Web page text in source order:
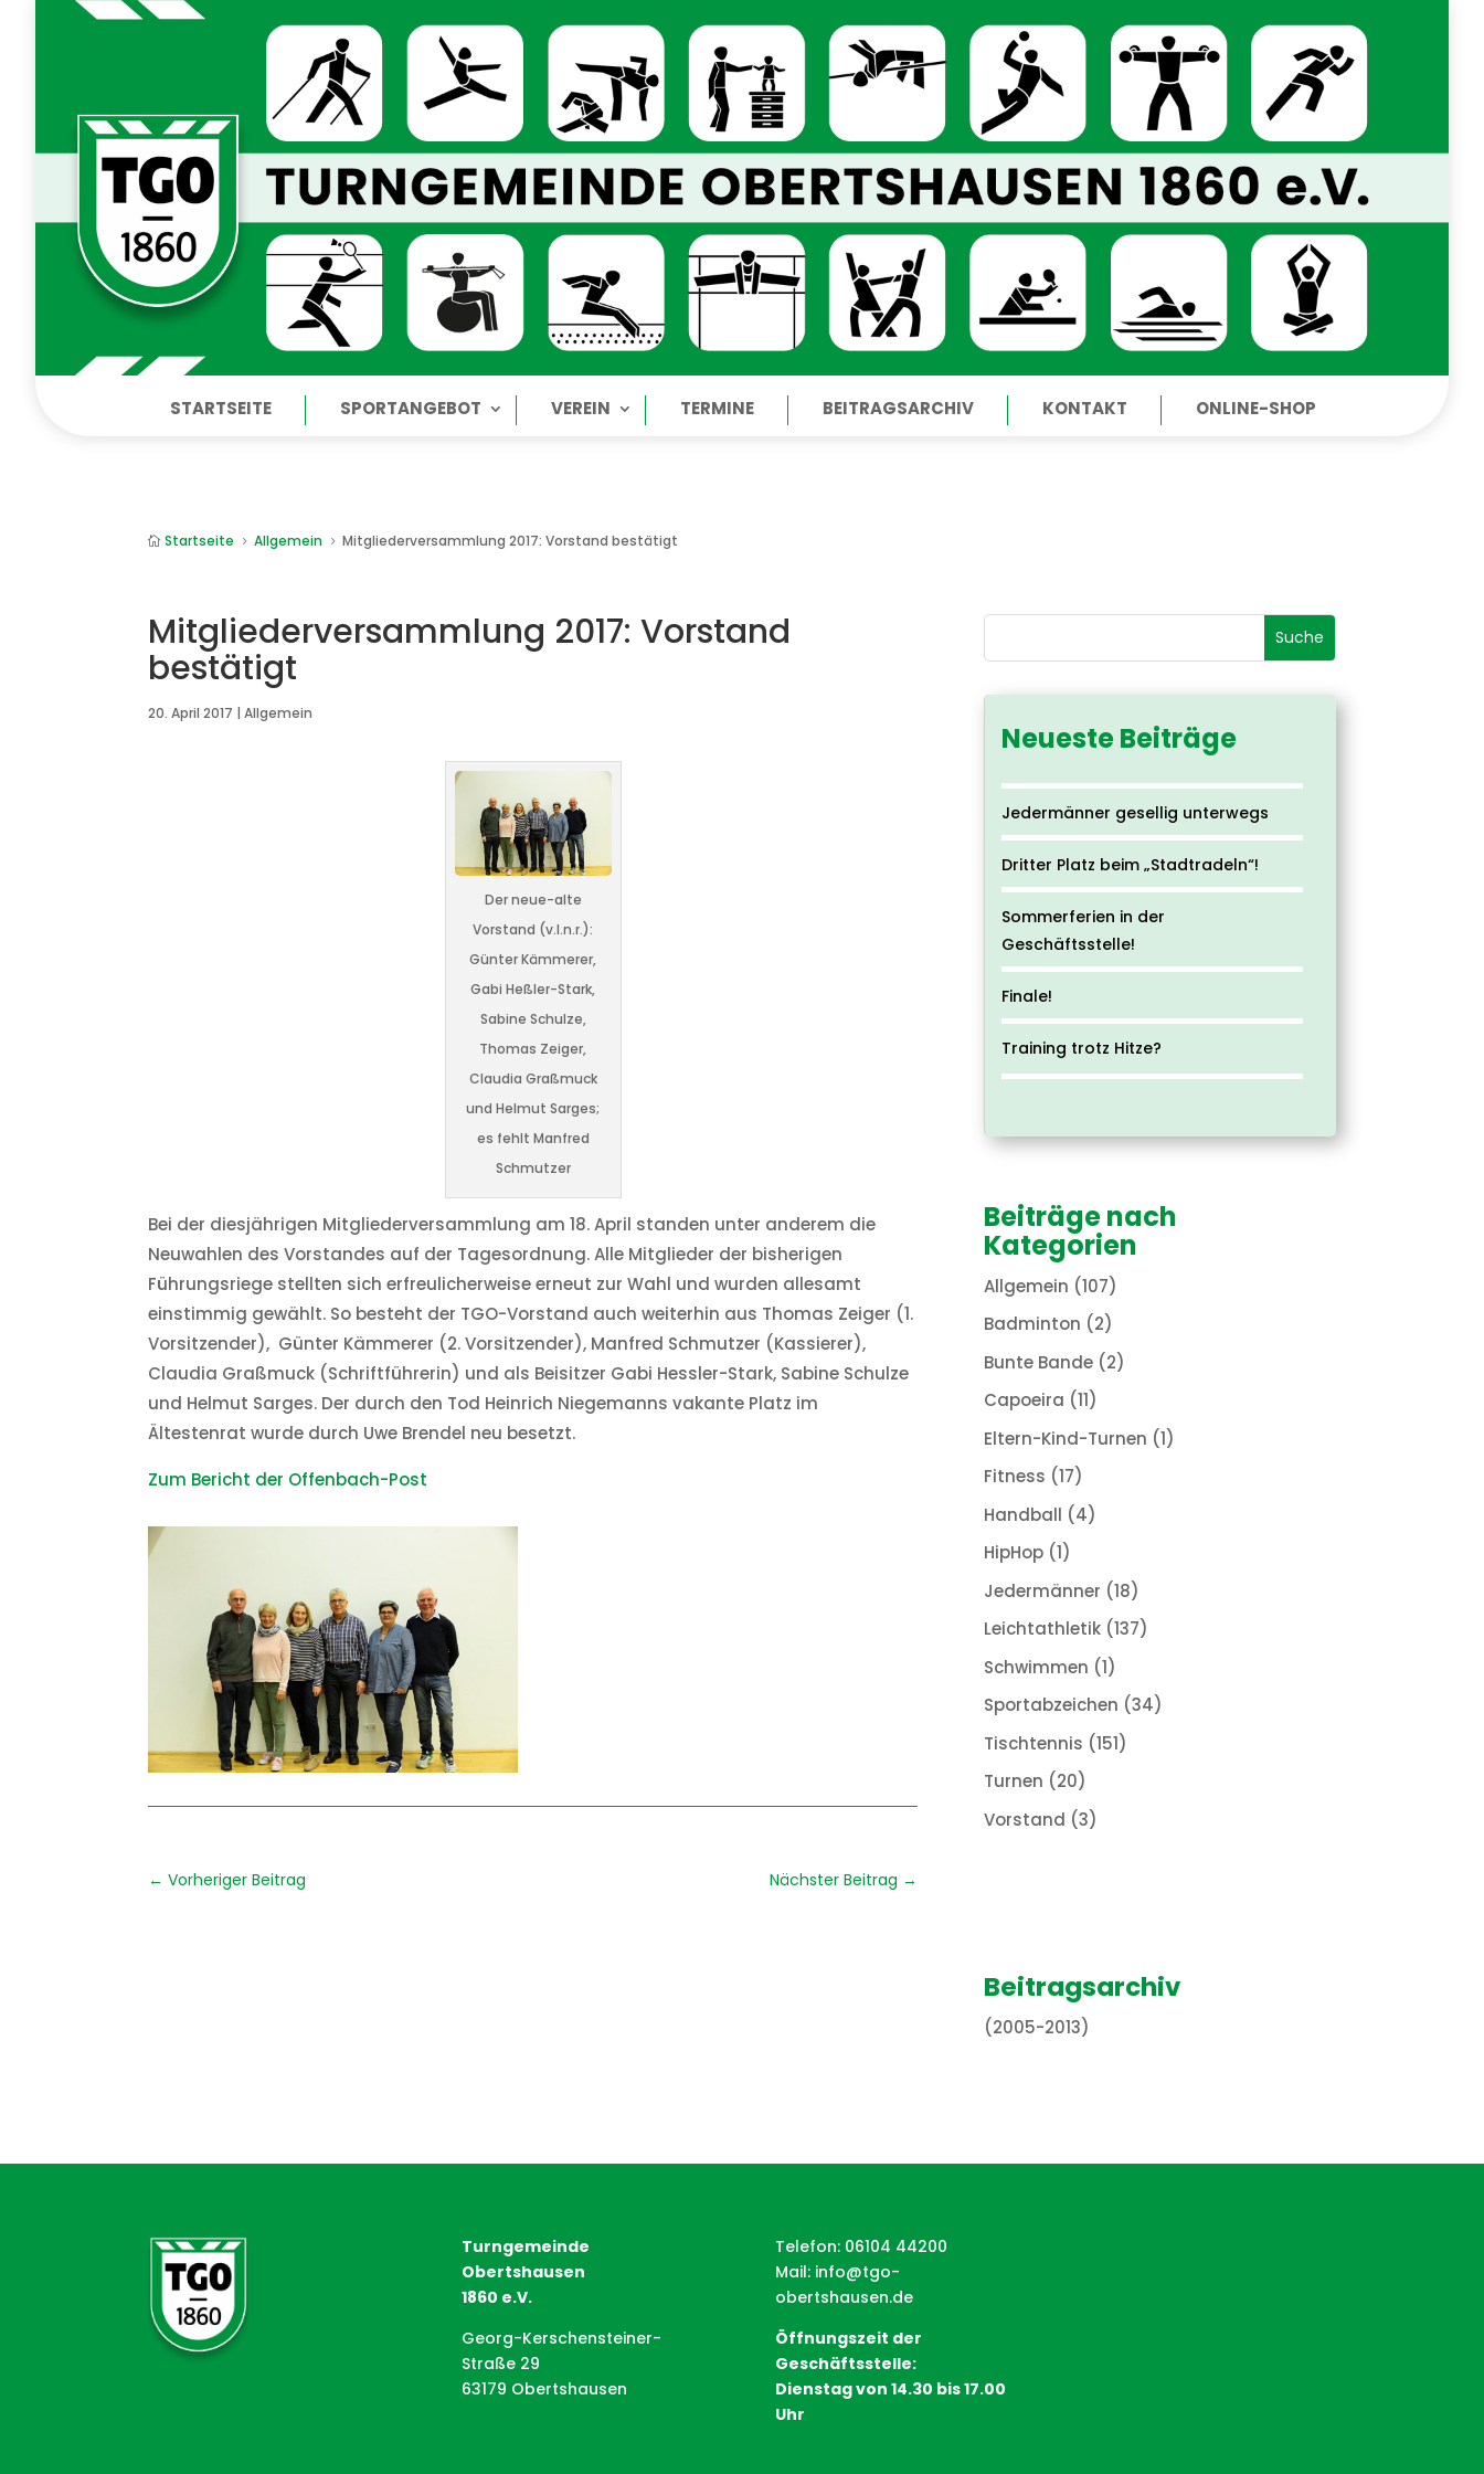
STARTSEITE SPORTANGEBOT VEREIN TERMINE BEITRAGSARCHIV KONTAKT ONLINE-SHOP
 Startseite 5 Allgemein 5 Mitgliederversammlung 2017: Vorstand bestätigt
Mitgliederversammlung 2017: Vorstand
bestätigt
20. April 2017 |Allgemein
Der neue-alte
Vorstand (v.l.n.r.):
Günter Kämmerer,
Gabi Heßler-Stark,
Sabine Schulze,
Thomas Zeiger,
Claudia Graßmuck
und Helmut Sarges;
es fehlt Manfred
Schmutzer
Bei der diesjährigen Mitgliederversammlung am 18. April standen unter anderem die
Neuwahlen des Vorstandes auf der Tagesordnung. Alle Mitglieder der bisherigen
Führungsriege stellten sich erfreulicherweise erneut zur Wahl und wurden allesamt
einstimmig gewählt. So besteht der TGO-Vorstand auch weiterhin aus Thomas Zeiger (1.
Vorsitzender), Günter Kämmerer (2. Vorsitzender), Manfred Schmutzer (Kassierer),
Claudia Graßmuck (Schriftführerin) und als Beisitzer Gabi Hessler-Stark, Sabine Schulze
und Helmut Sarges. Der durch den Tod Heinrich Niegemanns vakante Platz im
Ältestenrat wurde durch Uwe Brendel neu besetzt.
Zum Bericht der Offenbach-Post
←Vorheriger Beitrag Nächster Beitrag →
Neueste Beiträge
Jedermänner gesellig unterwegs
Dritter Platz beim „Stadtradeln“!
Sommerferien in der
Geschäftsstelle!
Finale!
Training trotz Hitze?
Beiträge nach
Kategorien
Allgemein (107)
Badminton (2)
Bunte Bande(2)
Capoeira (11)
Eltern-Kind-Turnen (1)
Fitness (17)
Handball (4)
HipHop(1)
Jedermänner (18)
Leichtathletik(137)
Schwimmen (1)
Sportabzeichen (34)
Tischtennis (151)
Turnen (20)
Vorstand (3)
Beitragsarchiv
(2005-2013)
Turngemeinde
Obertshausen
1860 e.V.
Georg-Kerschensteiner-
Straße 29
63179 Obertshausen
Telefon: 06104 44200
Mail: info@tgo-
obertshausen.de
Öffnungszeit der
Geschäftsstelle:
Dienstag von 14.30 bis 17.00
Uhr